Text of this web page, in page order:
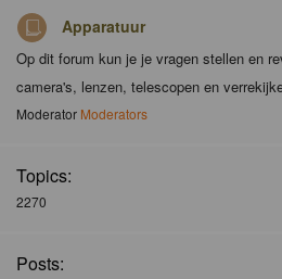
Apparatuur
Op dit forum kun je je vragen stellen en
camera's, lenzen, telescopen en
Moderator Moderators
Topics:
2270
Posts: